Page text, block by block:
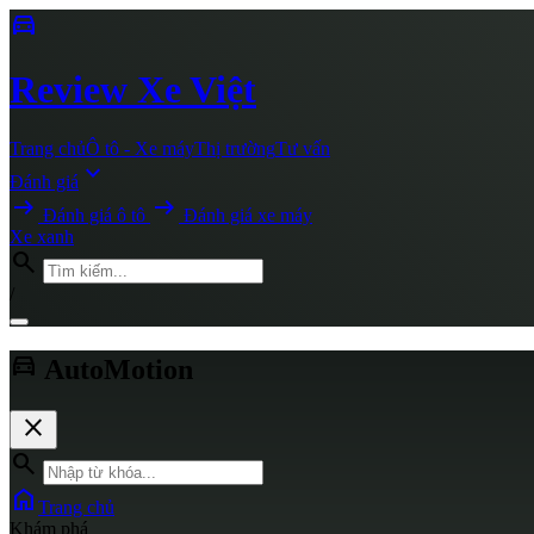
directions_car
Review Xe Việt
Trang chủÔ tô - Xe máyThị trườngTư vấn
Đánh giá expand_more
arrow_right_alt Đánh giá ô tô arrow_right_alt Đánh giá xe máy
Xe xanh
search
directions_car AutoMotion
close
search
home Trang chủ
Khám phá